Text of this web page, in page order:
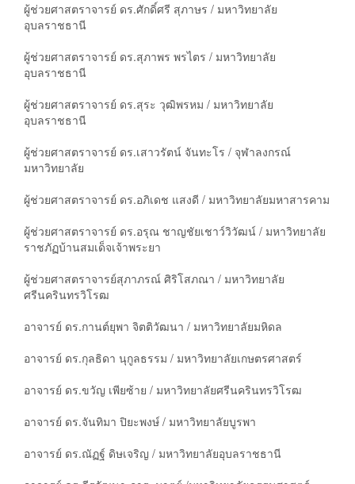
ผู้ช่วยศาสตราจารย์ ดร.ศักดิ์ศรี สุภาษร / มหาวิทยาลัย
อุบลราชธานี
ผู้ช่วยศาสตราจารย์ ดร.สุภาพร พรไตร / มหาวิทยาลัย
อุบลราชธานี
ผู้ช่วยศาสตราจารย์ ดร.สุระ วุฒิพรหม / มหาวิทยาลัย
อุบลราชธานี
ผู้ช่วยศาสตราจารย์ ดร.เสาวรัตน์ จันทะโร / จุฬาลงกรณ์
มหาวิทยาลัย
ผู้ช่วยศาสตราจารย์ ดร.อภิเดช แสงดี / มหาวิทยาลัยมหาสารคาม
ผู้ช่วยศาสตราจารย์ ดร.อรุณ ชาญชัยเชาว์วิวัฒน์ / มหาวิทยาลัย
ราชภัฏบ้านสมเด็จเจ้าพระยา
ผู้ช่วยศาสตราจารย์สุภาภรณ์ ศิริโสภณา / มหาวิทยาลัย
ศรีนครินทรวิโรฒ
อาจารย์ ดร.กานต์ยุพา จิตติวัฒนา / มหาวิทยาลัยมหิดล
อาจารย์ ดร.กุลธิดา นุกูลธรรม / มหาวิทยาลัยเกษตรศาสตร์
อาจารย์ ดร.ขวัญ เพียซ้าย / มหาวิทยาลัยศรีนครินทรวิโรฒ
อาจารย์ ดร.จันทิมา ปิยะพงษ์ / มหาวิทยาลัยบูรพา
อาจารย์ ดร.ณัฏฐ์ ดิษเจริญ / มหาวิทยาลัยอุบลราชธานี